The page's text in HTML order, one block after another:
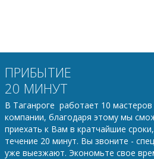
ПРИБЫТИЕ
20 МИНУТ
В Таганроге работает 10
компании, благодаря этому мы
приехать к Вам в кратчайшие
течение 20 минут. Вы звоните -
уже выезжают. Экономьте свое